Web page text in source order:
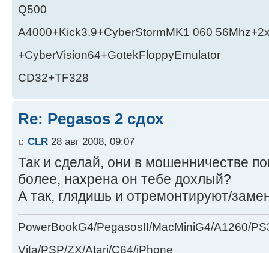
Q500
A4000+Kick3.9+CyberStormMK1 060
+CyberVision64+GotekFloppyEmulator
CD32+TF328
Re: Pegasos 2 сдох
CLR 28 авг 2008, 09:07
Так и сделай, они в мошенничестве
более, нахрена он тебе дохлый?
А так, глядишь и отремонтируют/
PowerBookG4/PegasosII/MacMiniG4/A1260/
Vita/PSP/ZX/Atari/C64/iPhone